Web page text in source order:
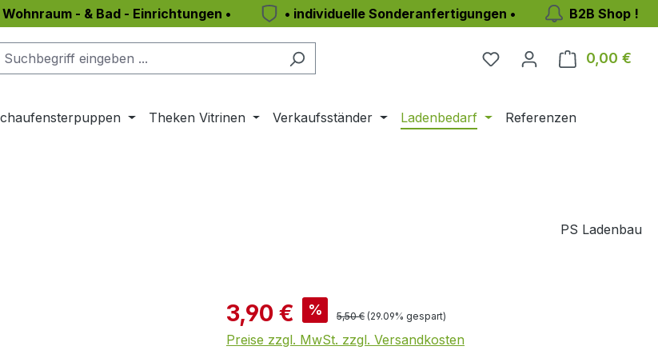
- & Bad - Einrichtungen • • individuelle Sonderanfertigungen • B2B Shop !
0,00 €
Theken Vitrinen Verkaufsständer Ladenbedarf
Referenzen
PS Ladenbau
Verkaufspreis:
3,90 € % Regulärer Preis:
5,50 € (29.09% gespart)
Preise zzgl. MwSt. zzgl. Versandkosten